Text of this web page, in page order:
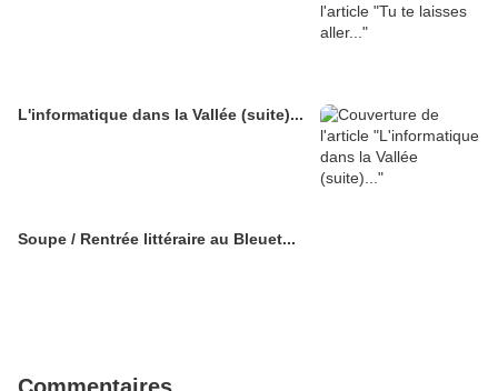
L'informatique dans la Vallée (suite)...
Soupe / Rentrée littéraire au Bleuet...